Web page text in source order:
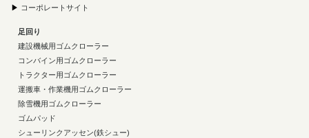
▶ コーポレートサイト
足回り
建設機械用ゴムクローラー
コンバイン用ゴムクローラー
トラクター用ゴムクローラー
運搬車・作業機用ゴムクローラー
除雪機用ゴムクローラー
ゴムパッド
シューリンクアッセン(鉄シュー)